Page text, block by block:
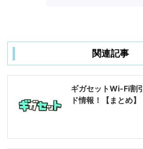
関連記事
ギガセットWi-Fi割
ド情報！【まとめ】